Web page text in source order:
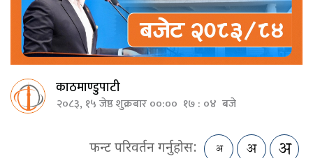
काठमाण्डुपाटी
२०८३, १५ जेष्ठ शुक्रबार ००:०० १७ : ०४ बजे
फन्ट परिवर्तन गर्नुहोस: